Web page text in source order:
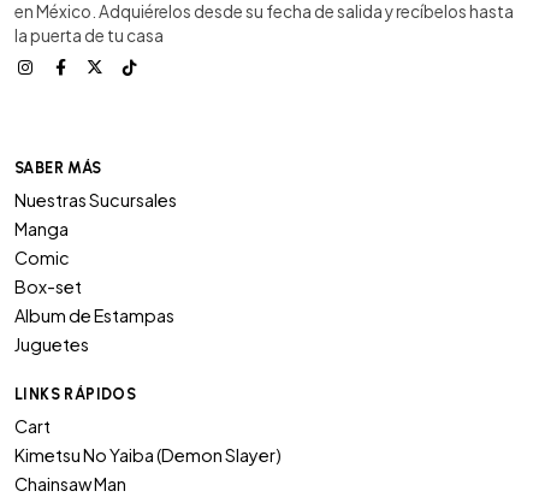
en México. Adquiérelos desde su fecha de salida y recíbelos hasta
la puerta de tu casa
SABER MÁS
Nuestras Sucursales
Manga
Comic
Box-set
Album de Estampas
Juguetes
LINKS RÁPIDOS
Cart
Kimetsu No Yaiba (Demon Slayer)
Chainsaw Man